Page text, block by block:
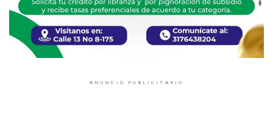
ANUNCIO PUBLICITARIO